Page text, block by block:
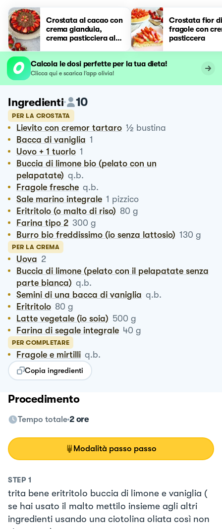
Crostata al cacao con
crema gianduia,
crema pasticciera al
Crostata fior di
fragole con
pasticcera
Calcola le dosi perfette per la tua dieta!
Clicca qui e scarica l’app olivia!
Ingredienti 10
PER LA CROSTATA
Lievito con cremor tartaro ½ bustina
Bacca di vaniglia 1
Uovo + 1 tuorlo 1
Buccia di limone bio (pelato con un
pelapatate) q.b.
Fragole fresche q.b.
Sale marino integrale 1 pizzico
Eritritolo (o malto di riso) 80 g
Farina tipo 2 300 g
Burro bio freddissimo (io senza lattosio) 130 g
PER LA CREMA
Uova 2
Buccia di limone (pelato con il pelapatate senza
parte bianca) q.b.
Semini di una bacca di vaniglia q.b.
Eritritolo 80 g
Latte vegetale (io soia) 500 g
Farina di segale integrale 40 g
PER COMPLETARE
Fragole e mirtilli q.b.
Copia ingredienti
Procedimento
Tempo totale 2 ore
Modalità passo passo
STEP 1
trita bene eritritolo buccia di limone e vaniglia (
se hai usato il malto mettilo insieme agli altri
ingredienti usando una ciotolina oliata così non